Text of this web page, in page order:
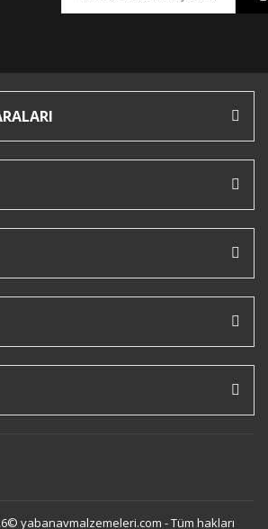
yabanavmalzemeleri.com - Tüm hakları